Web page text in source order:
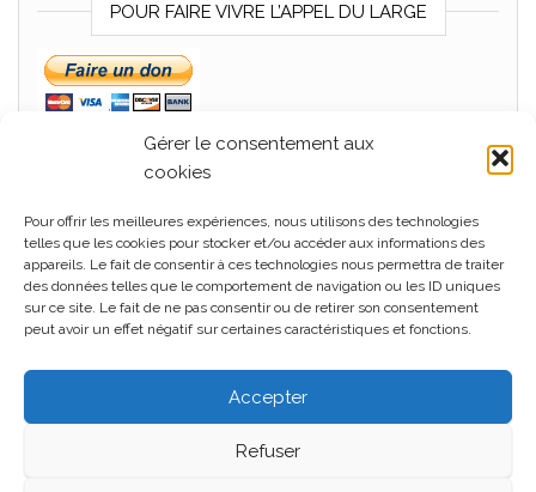
Gérer le consentement aux
cookies
Pour offrir les meilleures expériences, nous utilisons des technologies
telles que les cookies pour stocker et/ou accéder aux informations des
appareils. Le fait de consentir à ces technologies nous permettra de traiter
des données telles que le comportement de navigation ou les ID uniques
sur ce site. Le fait de ne pas consentir ou de retirer son consentement
peut avoir un effet négatif sur certaines caractéristiques et fonctions.
Accepter
Refuser
POUR FAIRE VIVRE L’APPEL DU LARGE
MÉTA
Connexion
Flux des publications
Flux des commentaires